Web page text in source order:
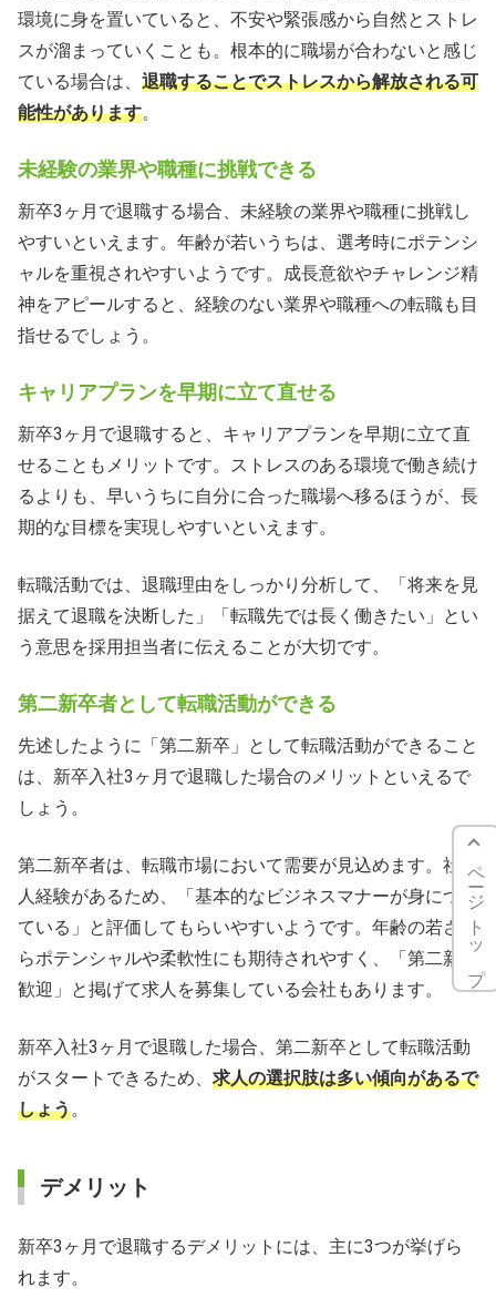
環境に身を置いていると、不安や緊張感から自然とストレ
スが溜まっていくことも。根本的に職場が合わないと感じ
ている場合は、 退職することでストレスから解放される可
能性があります。
未経験の業界や職種に挑戦できる
新卒3ヶ月で退職する場合、未経験の業界や職種に挑戦し
やすいといえます。年齢が若いうちは、選考時にポテンシ
ャルを重視されやすいようです。成長意欲やチャレンジ精
神をアピールすると、経験のない業界や職種への転職も目
指せるでしょう。
キャリアプランを早期に立て直せる
新卒3ヶ月で退職すると、キャリアプランを早期に立て直
せることもメリットです。ストレスのある環境で働き続け
るよりも、早いうちに自分に合った職場へ移るほうが、長
期的な目標を実現しやすいといえます。
転職活動では、退職理由をしっかり分析して、「将来を見
据えて退職を決断した」「転職先では長く働きたい」とい
う意思を採用担当者に伝えることが大切です。
第二新卒者として転職活動ができる
先述したように「第二新卒」として転職活動ができること
は、新卒入社3ヶ月で退職した場合のメリットといえるで
しょう。
第二新卒者は、転職市場において需要が見込めます。社会
人経験があるため、「基本的なビジネスマナーが身につい
ている」と評価してもらいやすいようです。年齢の若さか
らポテンシャルや柔軟性にも期待されやすく、「第二新卒
歓迎」と掲げて求人を募集している会社もあります。
新卒入社3ヶ月で退職した場合、第二新卒として転職活動
がスタートできるため、 求人の選択肢は多い傾向があるで
しょう。
デメリット
新卒3ヶ月で退職するデメリットには、主に3つが挙げら
れます。
ページトップ